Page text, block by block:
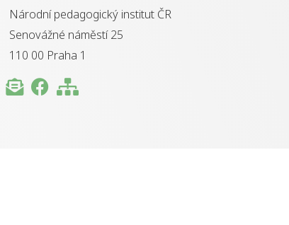
Národní pedagogický institut ČR
Senovážné náměstí 25
110 00 Praha 1